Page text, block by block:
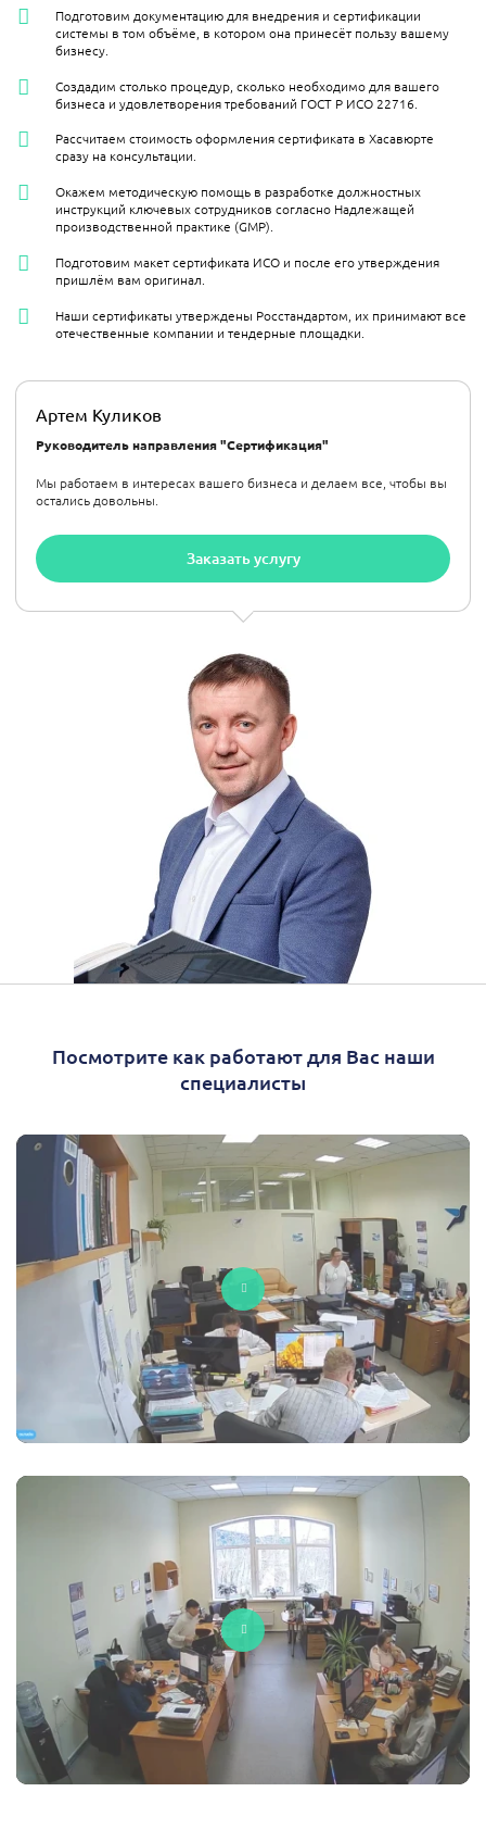
Артем Куликов
Руководитель направления "Сертификация"
Мы работаем в интересах вашего бизнеса и делаем все, чтобы вы
остались довольны.
Заказать услугу
Подготовим документацию для внедрения и сертификации
системы в том объёме, в котором она принесёт пользу вашему
бизнесу.
Создадим столько процедур, сколько необходимо для вашего
бизнеса и удовлетворения требований ГОСТ Р ИСО 22716.
Рассчитаем стоимость оформления сертификата в Хасавюрте
сразу на консультации.
Окажем методическую помощь в разработке должностных
инструкций ключевых сотрудников согласно Надлежащей
производственной практике (GMP).
Подготовим макет сертификата ИСО и после его утверждения
пришлём вам оригинал.
Наши сертификаты утверждены Росстандартом, их принимают все
отечественные компании и тендерные площадки.
Посмотрите как работают для Вас наши
специалисты